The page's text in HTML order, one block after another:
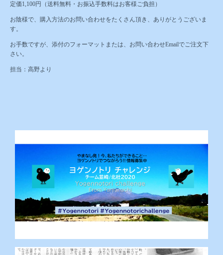
定価1,100円（送料無料・お振込手数料はお客様ご負担）
お陰様で、購入方法のお問い合わせをたくさん頂き、ありがとうございま
す。
お手数ですが、添付のフォーマットまたは、お問い合わせEmailでご注文下
さい。
担当：高野より